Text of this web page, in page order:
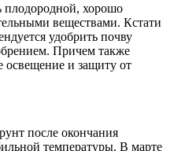
плодородной, хорошо
веществами. Кстати
удобрить почву
Причем также
освещение и защиту от
после окончания
температуры. В марте